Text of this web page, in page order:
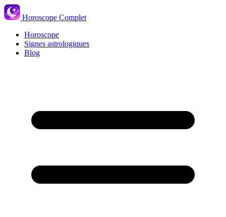
Horoscope Complet
Horoscope
Signes astrologiques
Blog